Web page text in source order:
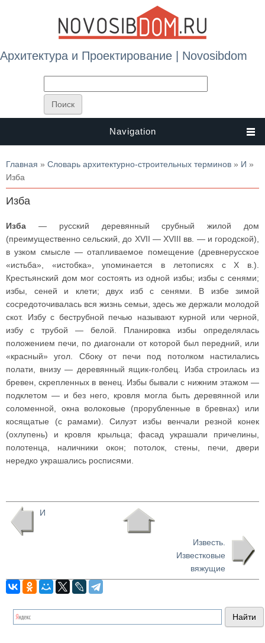
Архитектура и Проектирование | Novosibdom
Navigation
Вы здесь
Главная » Словарь архитектурно-строительных терминов » И »
Изба
Изба
Изба — русский деревянный срубный жилой дом
(преимущественно сельский, до XVII — XVIII вв. — и городской),
в узком смысле — отапливаемое помещение (древнерусское
«истьба», «истобка», упоминается в летописях с X в.).
Крестьянский дом мог состоять из одной избы; избы с сенями;
избы, сеней и клети; двух изб с сенями. В избе зимой
сосредоточивалась вся жизнь семьи, здесь же держали молодой
скот. Избу с беструбной печью называют курной или черной,
избу с трубой — белой. Планировка избы определялась
положением печи, по диагонали от которой был передний, или
«красный» угол. Сбоку от печи под потолком настилались
полати, внизу — деревянный ящик-голбец. Изба строилась из
бревен, скрепленных в венец. Избы бывали с нижним этажом —
подклетом — и без него, кровля могла быть деревянной или
соломенной, окна волоковые (прорубленные в бревнах) или
косящатые (с рамами). Силуэт избы венчали резной конек
(охлупень) и кровля крыльца; фасад украшали причелины,
полотенца, наличники окон; потолок, стены, печи, двери
нередко украшались росписями.
И
Известь.
Известковые
вяжущие